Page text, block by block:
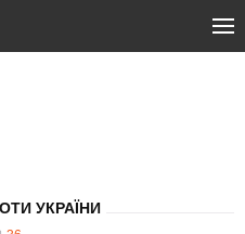
УКРАЇНИ